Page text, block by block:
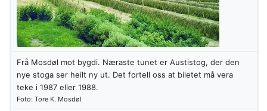
Frå Mosdøl mot bygdi. Næraste tunet er Austistog, der den
nye stoga ser heilt ny ut. Det fortell oss at biletet må vera
teke i 1987 eller 1988.
Foto: Tore K. Mosdøl